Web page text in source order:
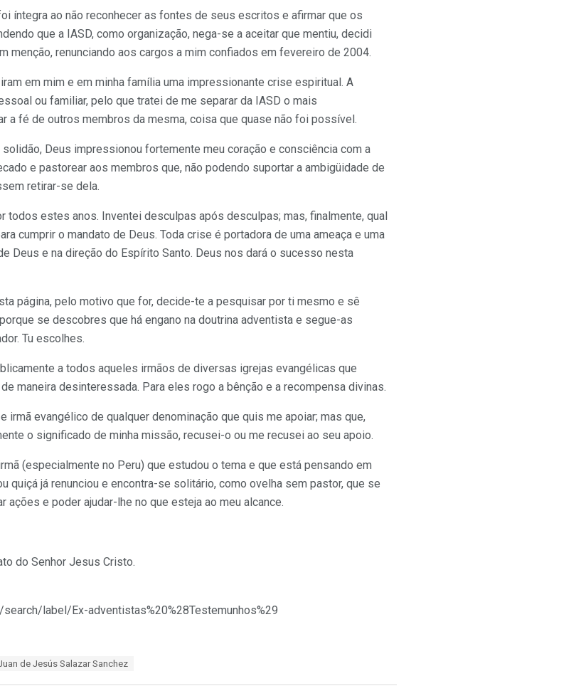
íntegra ao não reconhecer as fontes de seus escritos e afirmar que os
que a IASD, como organização, nega-se a aceitar que mentiu, decidi
menção, renunciando aos cargos a mim confiados em fevereiro de 2004.
em mim e em minha família uma impressionante crise espiritual. A
ou familiar, pelo que tratei de me separar da IASD o mais
a fé de outros membros da mesma, coisa que quase não foi possível.
Deus impressionou fortemente meu coração e consciência com a
e pastorear aos membros que, não podendo suportar a ambigüidade de
retirar-se dela.
todos estes anos. Inventei desculpas após desculpas; mas, finalmente, qual
cumprir o mandato de Deus. Toda crise é portadora de uma ameaça e uma
Deus e na direção do Espírito Santo. Deus nos dará o sucesso nesta
página, pelo motivo que for, decide-te a pesquisar por ti mesmo e sê
se descobres que há engano na doutrina adventista e segue-as
Tu escolhes.
a todos aqueles irmãos de diversas igrejas evangélicas que
maneira desinteressada. Para eles rogo a bênção e a recompensa divinas.
irmã evangélico de qualquer denominação que quis me apoiar; mas que,
o significado de minha missão, recusei-o ou me recusei ao seu apoio.
(especialmente no Peru) que estudou o tema e que está pensando em
quiçá já renunciou e encontra-se solitário, como ovelha sem pastor, que se
ações e poder ajudar-lhe no que esteja ao meu alcance.
do Senhor Jesus Cristo.
label/Ex-adventistas%20%28Testemunhos%29
de Jesús Salazar Sanchez